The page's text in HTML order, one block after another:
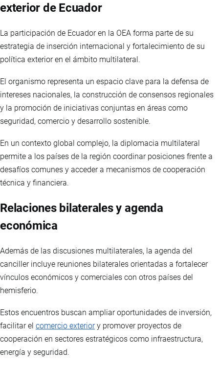
exterior de Ecuador
La participación de Ecuador en la OEA forma parte de su
estrategia de inserción internacional y fortalecimiento de su
política exterior en el ámbito multilateral.
El organismo representa un espacio clave para la defensa de
intereses nacionales, la construcción de consensos regionales
y la promoción de iniciativas conjuntas en áreas como
seguridad, comercio y desarrollo sostenible.
En un contexto global complejo, la diplomacia multilateral
permite a los países de la región coordinar posiciones frente a
desafíos comunes y acceder a mecanismos de cooperación
técnica y financiera.
Relaciones bilaterales y agenda
económica
Además de las discusiones multilaterales, la agenda del
canciller incluye reuniones bilaterales orientadas a fortalecer
vínculos económicos y comerciales con otros países del
hemisferio.
Estos encuentros buscan ampliar oportunidades de inversión,
facilitar el comercio exteriory promover proyectos de
cooperación en sectores estratégicos como infraestructura,
energía y seguridad.